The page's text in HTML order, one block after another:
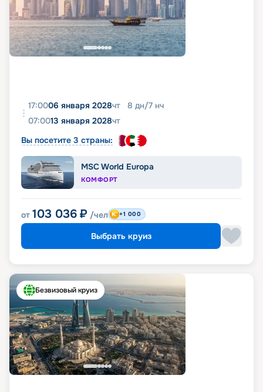
17:0006 января 2028чт 8 дн/7 нч
07:0013 января 2028чт
Вы посетите 3 страны:
MSC World Europa
КОМФОРТ
от 103 036 ₽ /чел +1 000
Выбрать круиз
Безвизовый круиз